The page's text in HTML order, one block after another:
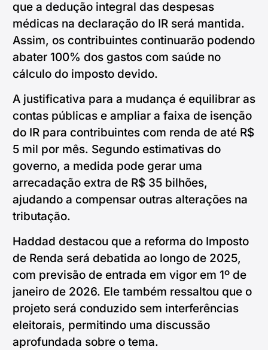
que a dedução integral das despesas
médicas na declaração do IR será mantida.
Assim, os contribuintes continuarão podendo
abater 100% dos gastos com saúde no
cálculo do imposto devido.
A justificativa para a mudança é equilibrar as
contas públicas e ampliar a faixa de isenção
do IR para contribuintes com renda de até R$
5 mil por mês. Segundo estimativas do
governo, a medida pode gerar uma
arrecadação extra de R$ 35 bilhões,
ajudando a compensar outras alterações na
tributação.
Haddad destacou que a reforma do Imposto
de Renda será debatida ao longo de 2025,
com previsão de entrada em vigor em 1º de
janeiro de 2026. Ele também ressaltou que o
projeto será conduzido sem interferências
eleitorais, permitindo uma discussão
aprofundada sobre o tema.